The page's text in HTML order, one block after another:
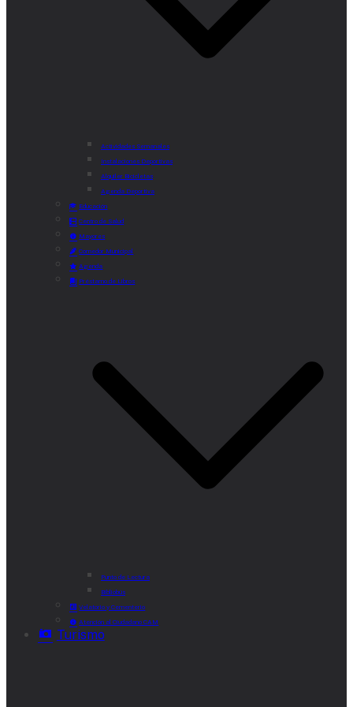
Actividades Semanales
Instalaciones Deportivas
Alquiler Bicicletas
Agenda Deportiva
Educación
Centro de Salud
Mayores
Comedor Municipal
Agenda
Préstamo de Libros
Punto de Lectura
Bibliobús
Velatorio y Cementerio
Atención al Ciudadano CAM
Turismo